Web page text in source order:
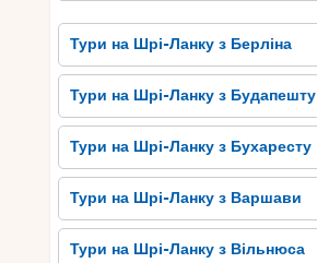
Тури на Шрі-Ланку з Берліна
Тури на Шрі-Ланку з Будапешту
Тури на Шрі-Ланку з Бухаресту
Тури на Шрі-Ланку з Варшави
Тури на Шрі-Ланку з Вільнюса